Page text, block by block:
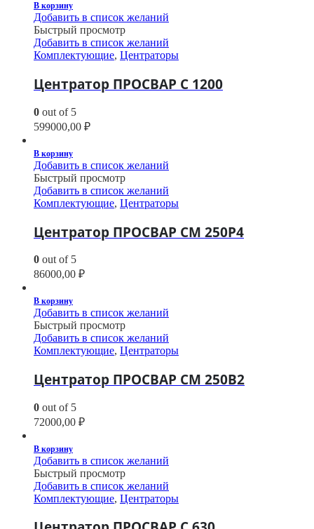
В корзину
Добавить в список желаний
Быстрый просмотр
Добавить в список желаний
Комплектующие, Центраторы
Центратор ПРОСВАР С 1200
0 out of 5
599000,00 ₽
В корзину
Добавить в список желаний
Быстрый просмотр
Добавить в список желаний
Комплектующие, Центраторы
Центратор ПРОСВАР СМ 250Р4
0 out of 5
86000,00 ₽
В корзину
Добавить в список желаний
Быстрый просмотр
Добавить в список желаний
Комплектующие, Центраторы
Центратор ПРОСВАР СМ 250В2
0 out of 5
72000,00 ₽
В корзину
Добавить в список желаний
Быстрый просмотр
Добавить в список желаний
Комплектующие, Центраторы